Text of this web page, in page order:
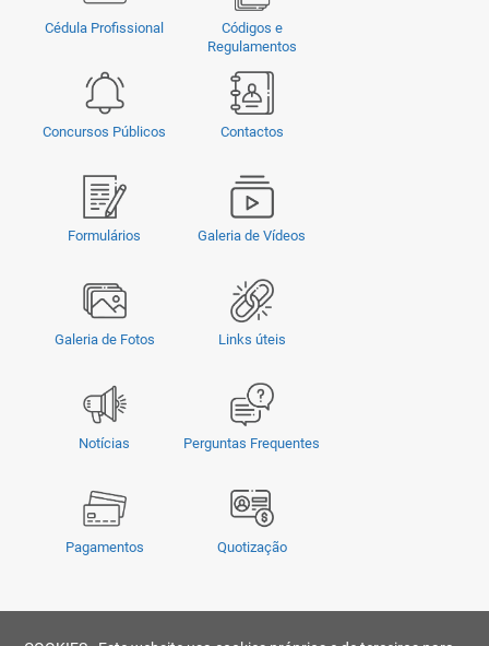
Cédula Profissional
Códigos e
Regulamentos
Concursos Públicos Contactos
Formulários Galeria de Vídeos
Galeria de Fotos Links úteis
Notícias Perguntas Frequentes
Pagamentos Quotização